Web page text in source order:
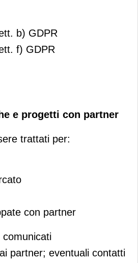
b) GDPR
f) GDPR
e progetti con partner
trattati per:
con partner
partner; eventuali contatti